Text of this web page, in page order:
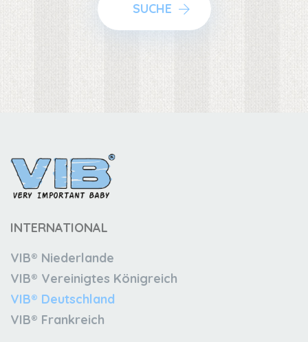
SUCHE
INTERNATIONAL
VIB® Niederlande
VIB® Vereinigtes Königreich
VIB® Deutschland
VIB® Frankreich